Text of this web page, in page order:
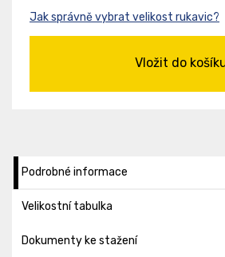
Jak správně vybrat velikost rukavic?
Vložit do
Podrobné informace
Velikostní tabulka
Dokumenty ke stažení